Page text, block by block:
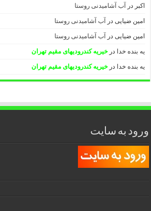
اکبر در آب آشامیدنی روستا
امین ضیایی در آب آشامیدنی روستا
امین ضیایی در آب آشامیدنی روستا
یه بنده خدا درخیریه کندرودیهای مقیم تهران
یه بنده خدا درخیریه کندرودیهای مقیم تهران
ورود به سایت